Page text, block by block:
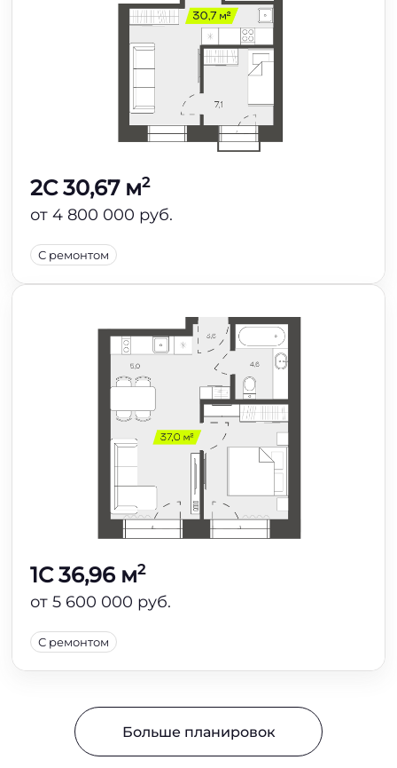
2C 30,67 м2
от 4 800 000 руб.
С ремонтом
1C 36,96 м2
от 5 600 000 руб.
С ремонтом
Больше планировок